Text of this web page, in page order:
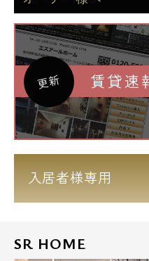
更新 賃貸速
入居者様専用
SR HOME